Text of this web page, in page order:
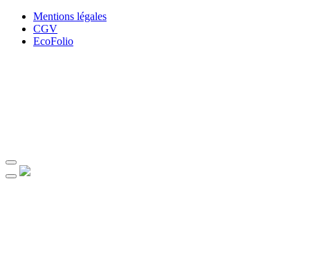
Mentions légales
CGV
EcoFolio